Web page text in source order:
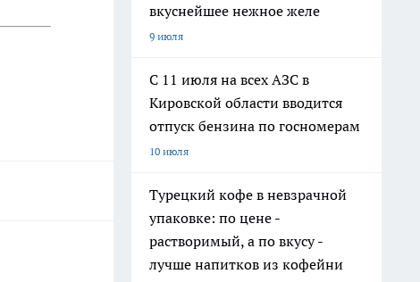
вкуснейшее нежное желе
9 июля
С 11 июля на всех АЗС в
Кировской области вводится
отпуск бензина по госномерам
10 июля
Турецкий кофе в невзрачной
упаковке: по цене -
растворимый, а по вкусу -
лучше напитков из кофейни